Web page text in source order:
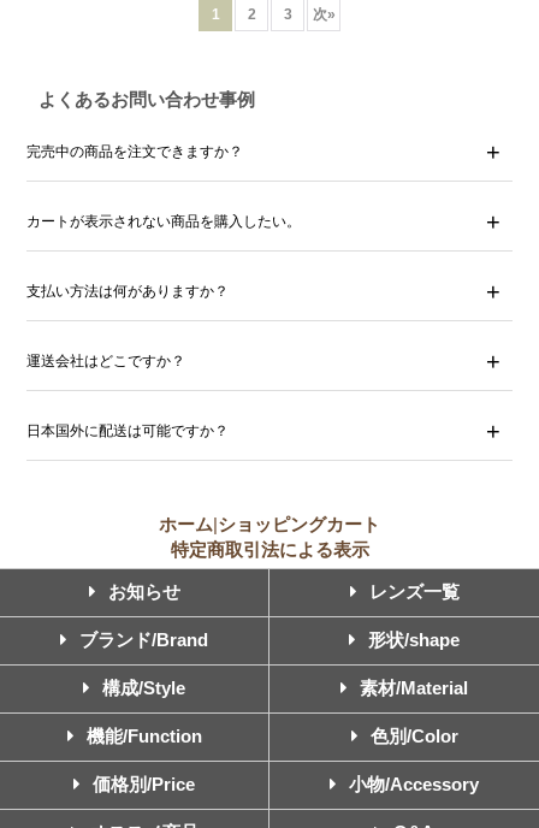
1 2 3 次»
よくあるお問い合わせ事例
完売中の商品を注文できますか？
カートが表示されない商品を購入したい。
支払い方法は何がありますか？
運送会社はどこですか？
日本国外に配送は可能ですか？
ホーム|ショッピングカート
特定商取引法による表示
お知らせ レンズ一覧
ブランド/Brand 形状/shape
構成/Style 素材/Material
機能/Function 色別/Color
価格別/Price 小物/Accessory